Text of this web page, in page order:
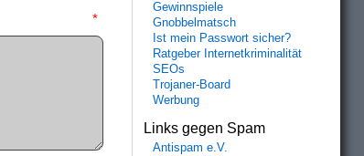
*
Gewinnspiele
Gnobbelmatsch
Ist mein Passwort sicher?
Ratgeber Internetkriminalität
SEOs
Trojaner-Board
Werbung
Links gegen Spam
Antispam e.V.